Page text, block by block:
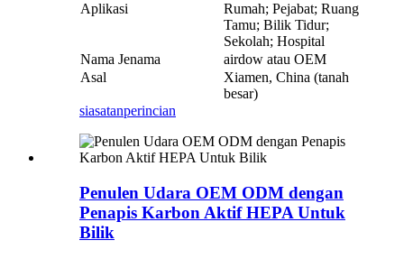
Aplikasi
Rumah; Pejabat; Ruang
Tamu; Bilik Tidur;
Sekolah; Hospital
Nama Jenama
airdow atau OEM
Asal
Xiamen, China (tanah
besar)
siasatanperincian
Penulen Udara OEM ODM dengan
Penapis Karbon Aktif HEPA Untuk
Bilik